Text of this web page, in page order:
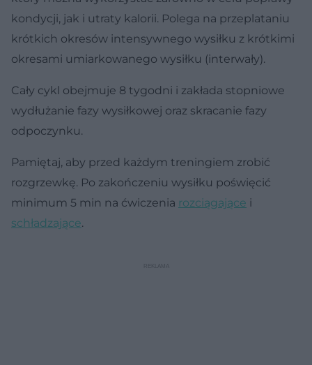
kondycji, jak i utraty kalorii. Polega na przeplataniu
krótkich okresów intensywnego wysiłku z krótkimi
okresami umiarkowanego wysiłku (interwały).
Cały cykl obejmuje 8 tygodni i zakłada stopniowe
wydłużanie fazy wysiłkowej oraz skracanie fazy
odpoczynku.
Pamiętaj, aby przed każdym treningiem zrobić
rozgrzewkę. Po zakończeniu wysiłku poświęcić
minimum 5 min na ćwiczenia rozciągające i
schładzające.